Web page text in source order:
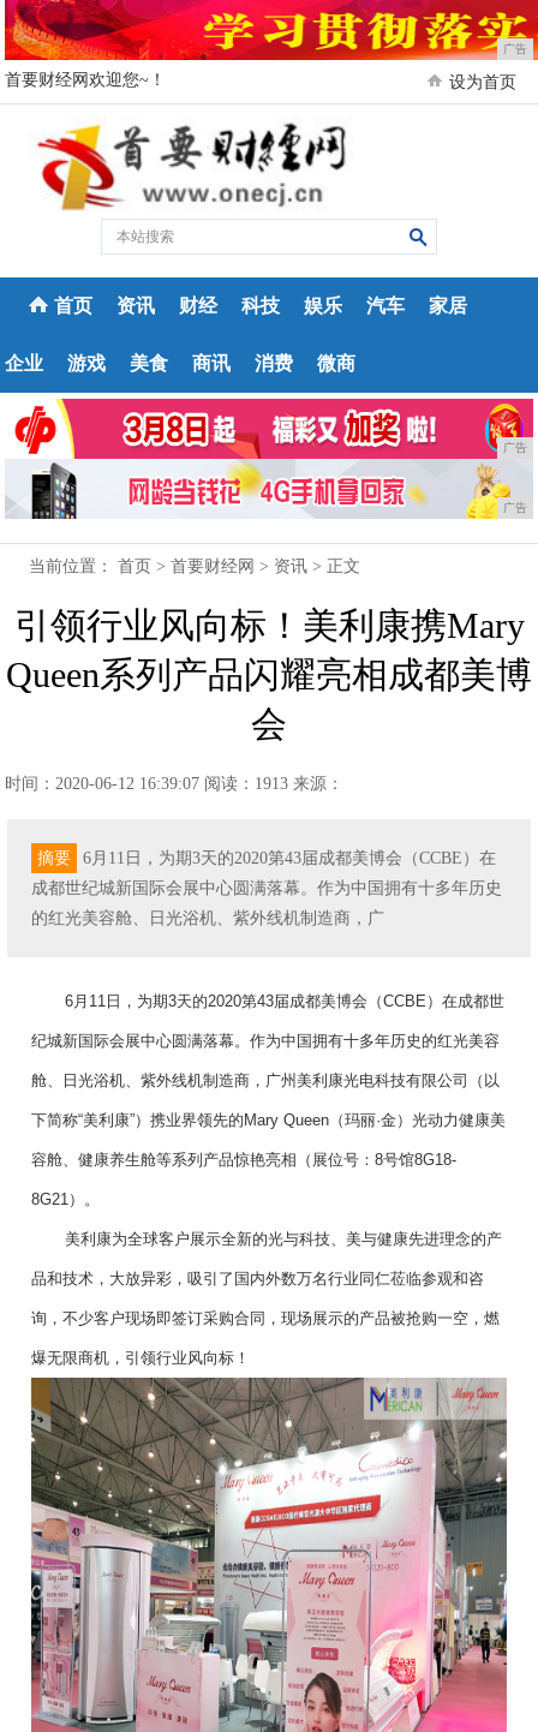
广告
首要财经网欢迎您~！ 设为首页
首页 资讯 财经 科技 娱乐 汽车 家居
企业 游戏 美食 商讯 消费 微商
广告
广告
当前位置：首页 >首要财经网 > 资讯 > 正文
引领行业风向标！美利康携Mary
Queen系列产品闪耀亮相成都美博
会
时间：2020-06-12 16:39:07 阅读：1913 来源：
摘要
6月11日，为期3天的2020第43届成都美博会（CCBE）在
成都世纪城新国际会展中心圆满落幕。作为中国拥有十多年历史
的红光美容舱、日光浴机、紫外线机制造商，广
6月11日，为期3天的2020第43届成都美博会（CCBE）在成都世
纪城新国际会展中心圆满落幕。作为中国拥有十多年历史的红光美容
舱、日光浴机、紫外线机制造商，广州美利康光电科技有限公司（以
下简称“美利康”）携业界领先的Mary Queen（玛丽·金）光动力健康美
容舱、健康养生舱等系列产品惊艳亮相（展位号：8号馆8G18-
8G21）。
美利康为全球客户展示全新的光与科技、美与健康先进理念的产
品和技术，大放异彩，吸引了国内外数万名行业同仁莅临参观和咨
询，不少客户现场即签订采购合同，现场展示的产品被抢购一空，燃
爆无限商机，引领行业风向标！